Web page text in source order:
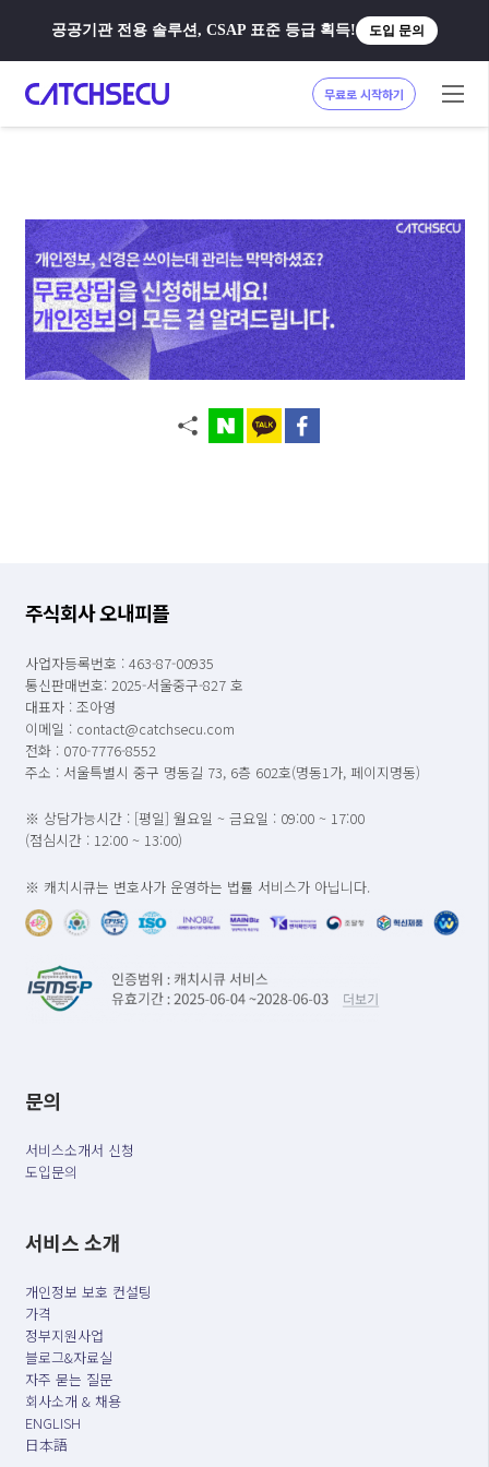
공공기관 전용 솔루션, CSAP 표준 등급 획득! 도입 문의
무료로 시작하기
주식회사 오내피플
사업자등록번호 : 463-87-00935
통신판매번호: 2025-서울중구-827 호
대표자 : 조아영
이메일 : contact@catchsecu.com
전화 : 070-7776-8552
주소 : 서울특별시 중구 명동길 73, 6층 602호(명동1가, 페이지명동)
※ 상담가능시간 : [평일] 월요일 ~ 금요일 : 09:00 ~ 17:00
(점심시간 : 12:00 ~ 13:00)
※ 캐치시큐는 변호사가 운영하는 법률 서비스가 아닙니다.
문의
서비스소개서 신청
도입문의
서비스 소개
개인정보 보호 컨설팅
가격
정부지원사업
블로그&자료실
자주 묻는 질문
회사소개 & 채용
ENGLISH
日本語